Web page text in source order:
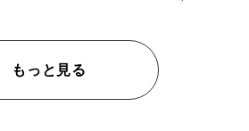
もっと見る